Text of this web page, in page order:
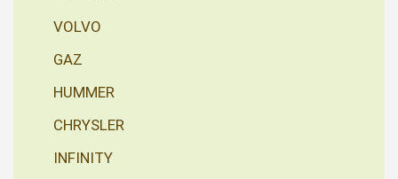
VOLVO
GAZ
HUMMER
CHRYSLER
INFINITY